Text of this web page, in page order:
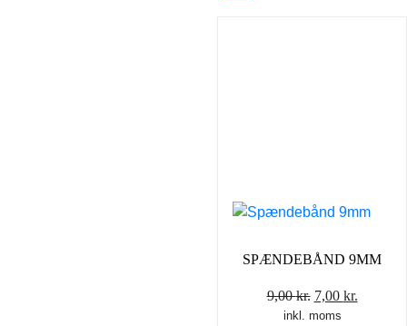
SPÆNDEBÅND 9MM
9,00kr. Den
oprindelige
7,00 kr.
inkl. moms